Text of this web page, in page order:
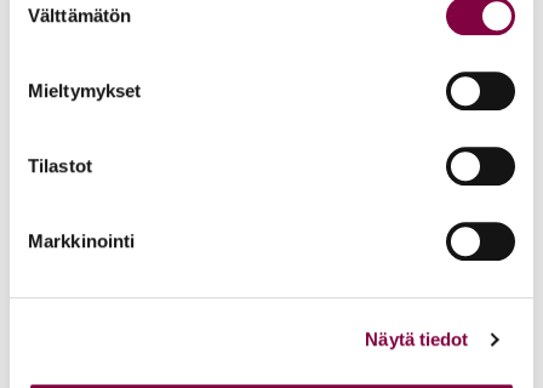
valinta
Välttämätön
Mieltymykset
Tilastot
Markkinointi
Näytä tiedot
Koulutukset ja Tapahtumat
Opiskelijamentoroinnin aloitustilaisuus Zoomissa
Koulutukset ja Tapahtumat